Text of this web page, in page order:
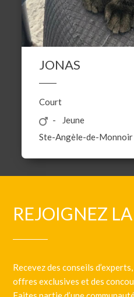
JONAS
Court
Jeune
Ste-Angèle-de-Monnoir
REJOIGNEZ
Recevez des conseils
offres exclusives et des